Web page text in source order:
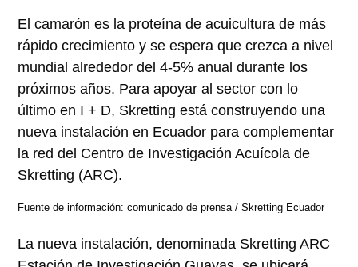
El camarón es la proteína de acuicultura de más
rápido crecimiento y se espera que crezca a nivel
mundial alrededor del 4-5% anual durante los
próximos años. Para apoyar al sector con lo
último en I + D, Skretting está construyendo una
nueva instalación en Ecuador para complementar
la red del Centro de Investigación Acuícola de
Skretting (ARC).
Fuente de información: comunicado de prensa / Skretting Ecuador
La nueva instalación, denominada Skretting ARC